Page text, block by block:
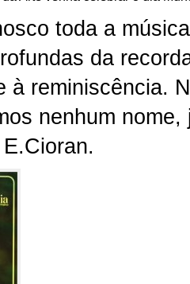
toda a
da
à reminiscência.
nenhum